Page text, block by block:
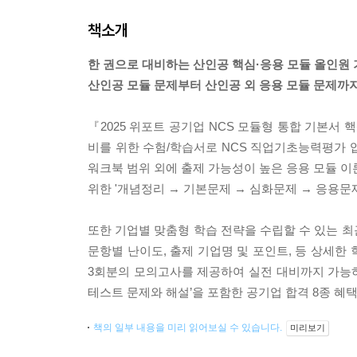
책소개
한 권으로 대비하는 산인공 핵심·응용 모듈 올인원
산인공 모듈 문제부터 산인공 외 응용 모듈 문제까
『2025 위포트 공기업 NCS 모듈형 통합 기본서
비를 위한 수험/학습서로 NCS 직업기초능력평가
워크북 범위 외에 출제 가능성이 높은 응용 모듈
위한 '개념정리 → 기본문제 → 심화문제 → 응용문
또한 기업별 맞춤형 학습 전략을 수립할 수 있는
문항별 난이도, 출제 기업명 및 포인트, 등 상세한
3회분의 모의고사를 제공하여 실전 대비까지 가능
테스트 문제와 해설’을 포함한 공기업 합격 8종 혜
책의 일부 내용을 미리 읽어보실 수 있습니다. 미리보기